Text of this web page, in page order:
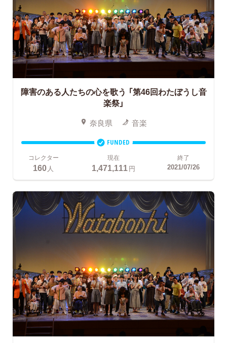
障害のある人たちの心を歌う 「第46回わたぼうし音
楽祭」
奈良県 音楽
FUNDED
コレクター
160 人
現在
1,471,111円
終了
2021/07/26